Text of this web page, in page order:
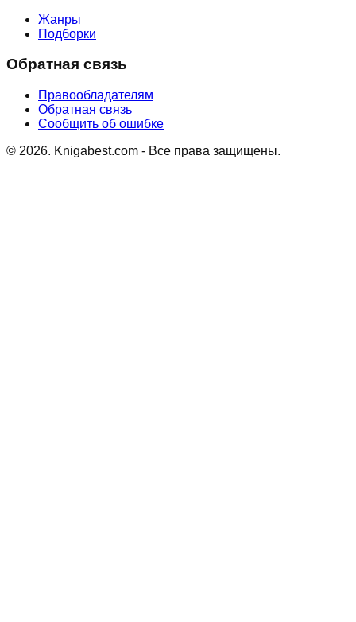
Жанры
Подборки
Обратная связь
Правообладателям
Обратная связь
Сообщить об ошибке
© 2026. Knigabest.com - Все права защищены.